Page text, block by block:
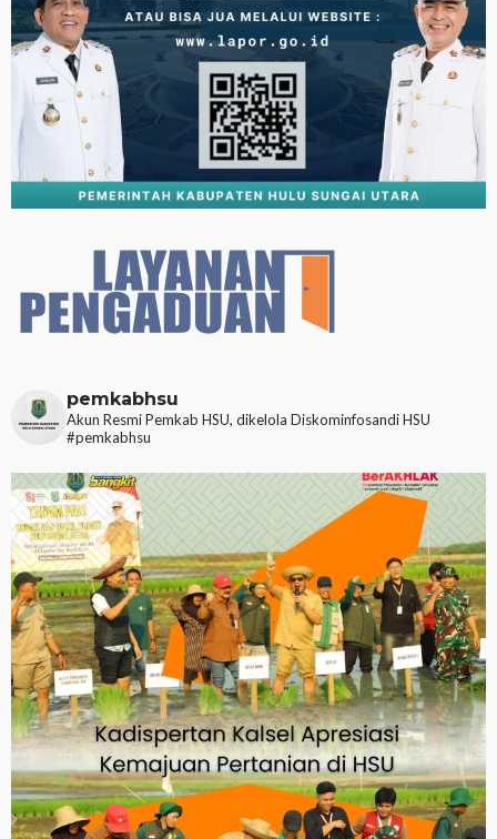
pemkabhsu
Akun Resmi Pemkab HSU, dikelola Diskominfosandi HSU
#pemkabhsu